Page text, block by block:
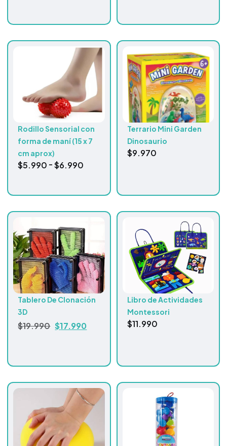
Rodillo Sensorial con
forma de maní (15 x 7
cm aprox)
$5.990 - $6.990
Terrario Mini Garden
Dinosaurio
$9.970
Tablero De Clonación
3D
$19.990 $17.990
Libro de Actividades
Montessori
$11.990